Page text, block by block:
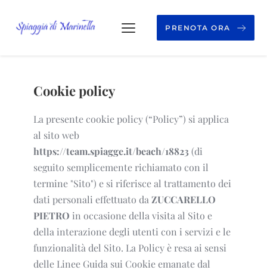
PRENOTA ORA
Cookie policy
La presente cookie policy (“Policy”) si applica
al sito web
https://team.spiagge.it/beach/18823(di
seguito semplicemente richiamato con il
termine "Sito") e si riferisce al trattamento dei
dati personali effettuato da ZUCCARELLO
PIETRO in occasione della visita al Sito e
della interazione degli utenti con i servizi e le
funzionalità del Sito. La Policy è resa ai sensi
delle Linee Guida sui Cookie emanate dal